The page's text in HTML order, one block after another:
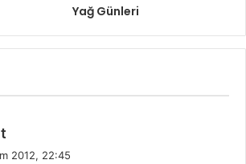
Yağ Günleri
2012, 22:45